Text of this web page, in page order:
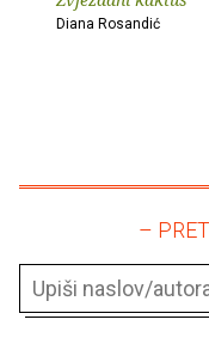
Diana Rosandić
–